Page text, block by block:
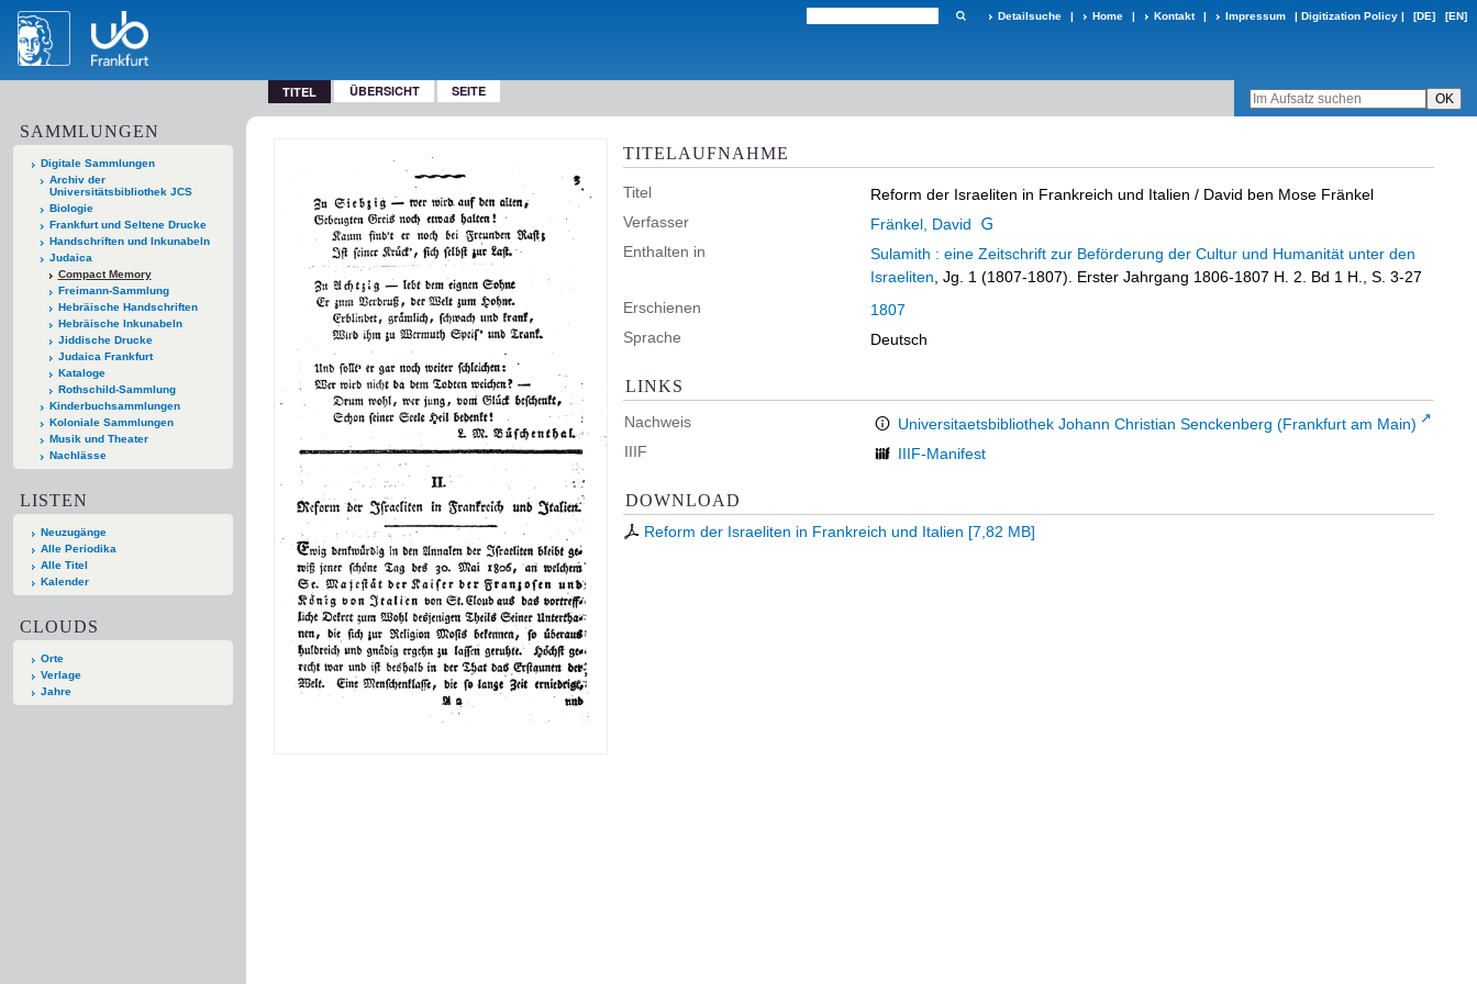
Detailsuche | Home | Kontakt | Impressum | Digitization Policy | [DE] [EN]
TITEL ÜBERSICHT SEITE
SAMMLUNGEN
Digitale Sammlungen
Archiv der
Universitätsbibliothek JCS
Biologie
Frankfurt und Seltene Drucke
Handschriften und Inkunabeln
Judaica
Compact Memory
Freimann-Sammlung
Hebräische Handschriften
Hebräische Inkunabeln
Jiddische Drucke
Judaica Frankfurt
Kataloge
Rothschild-Sammlung
Kinderbuchsammlungen
Koloniale Sammlungen
Musik und Theater
Nachlässe
LISTEN
Neuzugänge
Alle Periodika
Alle Titel
Kalender
CLOUDS
Orte
Verlage
Jahre
TITELAUFNAHME
Titel Reform der Israeliten in Frankreich und Italien / David ben Mose Fränkel
Verfasser
Fränkel, David
Enthalten in
Sulamith : eine Zeitschrift zur Beförderung der Cultur und Humanität unter den
Israeliten , Jg. 1 (1807-1807). Erster Jahrgang 1806-1807 H. 2. Bd 1 H., S. 3-27
Erschienen
1807
Sprache
Deutsch
LINKS
Nachweis
Universitaetsbibliothek Johann Christian Senckenberg (Frankfurt am Main)
IIIF
IIIF-Manifest
DOWNLOAD
Reform der Israeliten in Frankreich und Italien [7,82 MB]